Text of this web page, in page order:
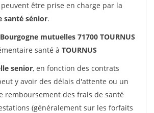
être prise en charge par la
santé sénior.
mutuelles 71700 TOURNUS
santé à TOURNUS
senior, en fonction des contrats
y avoir des délais d'attente ou un
remboursement des frais de santé
(généralement sur les forfaits